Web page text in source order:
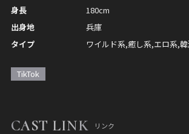
身長
180cm
出身地
兵庫
タイプ
ワイルド系,癒し系,エロ系,
TikTok
CAST LINK リンク